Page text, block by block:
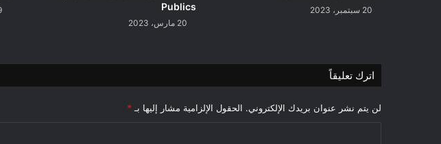
20 سبتمبر، 2023
Publics
20 مارس، 2023
9
اترك تعليقاً
لن يتم نشر عنوان بريدك الإلكتروني. الحقول الإلزامية مشار إليها بـ *